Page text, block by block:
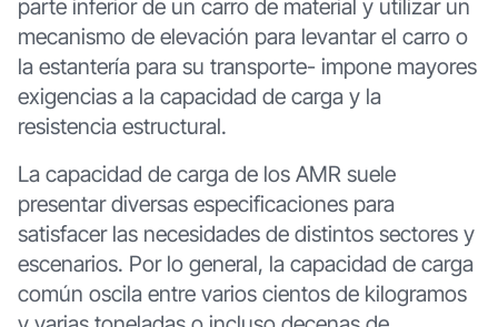
parte inferior de un carro de material y utilizar un
mecanismo de elevación para levantar el carro o
la estantería para su transporte- impone mayores
exigencias a la capacidad de carga y la
resistencia estructural.
La capacidad de carga de los AMR suele
presentar diversas especificaciones para
satisfacer las necesidades de distintos sectores y
escenarios. Por lo general, la capacidad de carga
común oscila entre varios cientos de kilogramos